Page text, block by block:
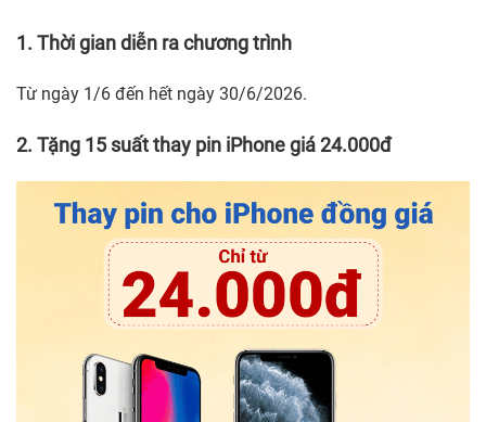
1. Thời gian diễn ra chương trình
Từ ngày 1/6 đến hết ngày 30/6/2026.
2. Tặng 15 suất thay pin iPhone giá 24.000đ